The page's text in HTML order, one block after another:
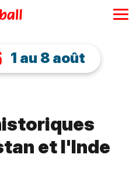
1 au 8 août
et l'Inde